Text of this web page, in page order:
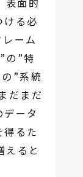
ける必
ーム
の”特
”系統
だまだ
ータ
るた
えると